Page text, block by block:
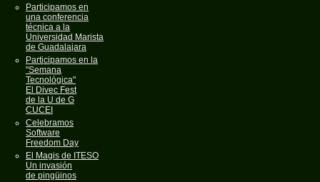
Participamos en
una conferencia
técnica a la
Universidad Marista
de Guadalajara
Participamos en la
"Semana
Tecnológica"
El Divec Fest
de la U de G
CUCEI
Celebramos
Software
Freedom Day
El Magis de ITESO
Un invasión
de pingüinos